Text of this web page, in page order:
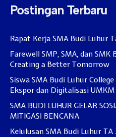
Postingan Terbaru
Rapat Kerja SMA Budi Luhur
Farewell SMP, SMA, dan SMK
Creating a Better Tomorrow
Siswa SMA Budi Luhur
Ekspor dan Digitalisasi UMKM
SMA BUDI LUHUR GELAR
MITIGASI BENCANA
Kelulusan SMA Budi Luhur TA